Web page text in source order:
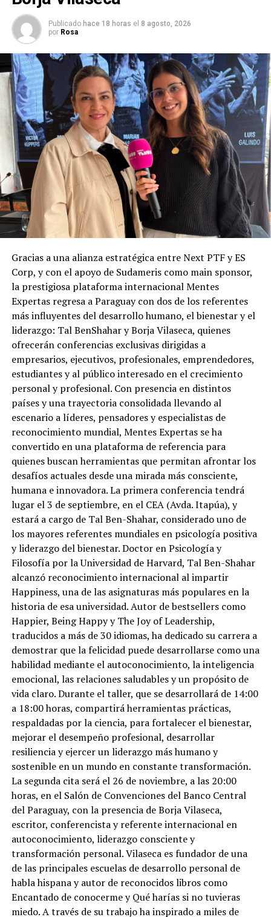
Publicado hace 18 horas el 8 agosto, 2026
por Rosa
Gracias a una alianza estratégica entre Next PTF y ES
Corp, y con el apoyo de Sudameris como main sponsor,
la prestigiosa plataforma internacional Mentes
Expertas regresa a Paraguay con dos de los referentes
más influyentes del desarrollo humano, el bienestar y el
liderazgo: Tal BenShahar y Borja Vilaseca, quienes
ofrecerán conferencias exclusivas dirigidas a
empresarios, ejecutivos, profesionales, emprendedores,
estudiantes y al público interesado en el crecimiento
personal y profesional. Con presencia en distintos
países y una trayectoria consolidada llevando al
escenario a líderes, pensadores y especialistas de
reconocimiento mundial, Mentes Expertas se ha
convertido en una plataforma de referencia para
quienes buscan herramientas que permitan afrontar los
desafíos actuales desde una mirada más consciente,
humana e innovadora. La primera conferencia tendrá
lugar el 3 de septiembre, en el CEA (Avda. Itapúa), y
estará a cargo de Tal Ben-Shahar, considerado uno de
los mayores referentes mundiales en psicología positiva
y liderazgo del bienestar. Doctor en Psicología y
Filosofía por la Universidad de Harvard, Tal Ben-Shahar
alcanzó reconocimiento internacional al impartir
Happiness, una de las asignaturas más populares en la
historia de esa universidad. Autor de bestsellers como
Happier, Being Happy y The Joy of Leadership,
traducidos a más de 30 idiomas, ha dedicado su carrera a
demostrar que la felicidad puede desarrollarse como una
habilidad mediante el autoconocimiento, la inteligencia
emocional, las relaciones saludables y un propósito de
vida claro. Durante el taller, que se desarrollará de 14:00
a 18:00 horas, compartirá herramientas prácticas,
respaldadas por la ciencia, para fortalecer el bienestar,
mejorar el desempeño profesional, desarrollar
resiliencia y ejercer un liderazgo más humano y
sostenible en un mundo en constante transformación.
La segunda cita será el 26 de noviembre, a las 20:00
horas, en el Salón de Convenciones del Banco Central
del Paraguay, con la presencia de Borja Vilaseca,
escritor, conferencista y referente internacional en
autoconocimiento, liderazgo consciente y
transformación personal. Vilaseca es fundador de una
de las principales escuelas de desarrollo personal de
habla hispana y autor de reconocidos libros como
Encantado de conocerme y Qué harías si no tuvieras
miedo. A través de su trabajo ha inspirado a miles de